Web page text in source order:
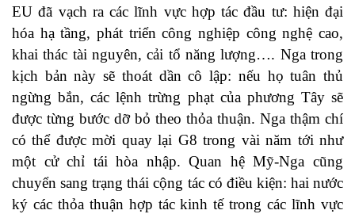
EU đã vạch ra các lĩnh vực hợp tác đầu tư: hiện đại
hóa hạ tầng, phát triển công nghiệp công nghệ cao,
khai thác tài nguyên, cải tổ năng lượng…. Nga trong
kịch bản này sẽ thoát dần cô lập: nếu họ tuân thủ
ngừng bắn, các lệnh trừng phạt của phương Tây sẽ
được từng bước dỡ bỏ theo thỏa thuận. Nga thậm chí
có thể được mời quay lại G8 trong vài năm tới như
một cử chỉ tái hòa nhập. Quan hệ Mỹ-Nga cũng
chuyển sang trạng thái cộng tác có điều kiện: hai nước
ký các thỏa thuận hợp tác kinh tế trong các lĩnh vực